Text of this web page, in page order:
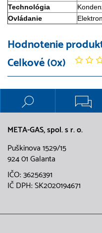
Technológia
Ovládanie
Hodnotenie
Celkové (0x)
META-GAS, spol. s r. o.
Puškinova 1529/15
924 01 Galanta
IČO: 36256391
IČ DPH: SK2020194671